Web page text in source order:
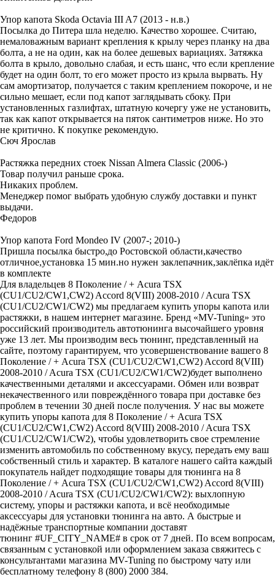
Упор капота Skoda Octavia III A7 (2013 - н.в.)
Посылка до Питера шла неделю. Качество хорошее. Считаю,
немаловажным вариант крепления к крылу через планку на два
болта, а не на один, как на более дешевых вариациях. Затяжка
болта в крыло, довольно слабая, и есть шанс, что если крепление
будет на один болт, то его может просто из крыла вырвать. Ну
сам амортизатор, получается с таким креплением покороче, и не
сильно мешает, если под капот заглядывать сбоку. При
установленных газлифтах, штатную кочергу уже не установить,
так как капот открывается на пяток сантиметров ниже. Но это
не критично. К покупке рекомендую.
Сюч Ярослав
Растяжка передних стоек Nissan Almera Classic (2006-)
Товар получил раньше срока.
Никаких проблем.
Менеджер помог выбрать удобную службу доставки и пункт
выдачи.
Федоров
Упор капота Ford Mondeo IV (2007-; 2010-)
Пришла посылка быстро,до Ростовской области,качество
отличное,установка 15 мин.но нужен заклепачник,заклёпка идёт
в комплекте
Для владельцев 8 Поколение / + Acura TSX
(CU1/CU2/CW1,CW2) Accord 8(VIII) 2008-2010 / Acura TSX
(CU1/CU2/CW1/CW2) мы предлагаем купить упоры капота или
растяжки, в нашем интернет магазине. Бренд «MV-Tuning» это
российский производитель автотюнинга высочайшего уровня
уже 13 лет. Мы производим весь тюнинг, представленный на
сайте, поэтому гарантируем, что усовершенствование вашего 8
Поколение / + Acura TSX (CU1/CU2/CW1,CW2) Accord 8(VIII)
2008-2010 / Acura TSX (CU1/CU2/CW1/CW2)будет выполнено
качественными деталями и аксессуарами. Обмен или возврат
некачественного или повреждённого товара при доставке без
проблем в течении 30 дней после получения. У нас вы можете
купить упоры капота для 8 Поколение / + Acura TSX
(CU1/CU2/CW1,CW2) Accord 8(VIII) 2008-2010 / Acura TSX
(CU1/CU2/CW1/CW2), чтобы удовлетворить свое стремление
изменить автомобиль по собственному вкусу, передать ему ваш
собственный стиль и характер. В каталоге нашего сайта каждый
покупатель найдет подходящие товары для тюнинга на 8
Поколение / + Acura TSX (CU1/CU2/CW1,CW2) Accord 8(VIII)
2008-2010 / Acura TSX (CU1/CU2/CW1/CW2): выхлопную
систему, упоры и растяжки капота, и всё необходимые
аксессуары для установки тюнинга на авто. А быстрые и
надёжные транспортные компании доставят
тюнинг #UF_CITY_NAME# в срок от 7 дней. По всем вопросам,
связанным с установкой или оформлением заказа свяжитесь с
консультантами магазина MV-Tuning по быстрому чату или
бесплатному телефону 8 (800) 2000 384.